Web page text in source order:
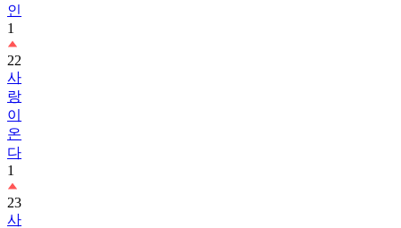
인
1
22
사
랑
이
온
다
1
23
사